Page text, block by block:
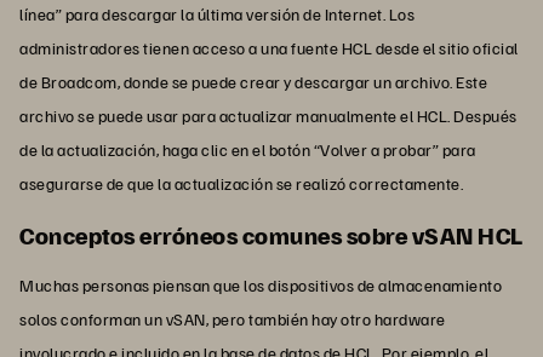
línea” para descargar la última versión de Internet. Los
administradores tienen acceso a una fuente HCL desde el sitio oficial
de Broadcom, donde se puede crear y descargar un archivo. Este
archivo se puede usar para actualizar manualmente el HCL. Después
de la actualización, haga clic en el botón “Volver a probar” para
asegurarse de que la actualización se realizó correctamente.
Conceptos erróneos comunes sobre vSAN HCL
Muchas personas piensan que los dispositivos de almacenamiento
solos conforman un vSAN, pero también hay otro hardware